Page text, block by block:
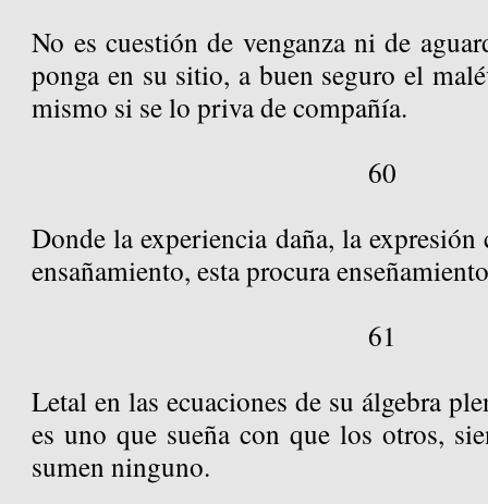
No es cuestión de venganza ni de
ponga en su sitio, a buen seguro el
mismo si se lo priva de compañía.
60
Donde la experiencia daña, la expresión
ensañamiento, esta procura
61
Letal en las ecuaciones de su álgebra
es uno que sueña con que los otros,
sumen ninguno.